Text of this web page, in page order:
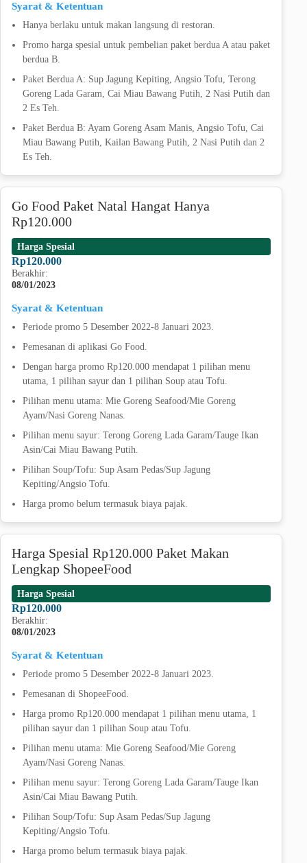
Syarat & Ketentuan
Hanya berlaku untuk makan langsung di restoran.
Promo harga spesial untuk pembelian paket berdua A atau paket
berdua B.
Paket Berdua A: Sup Jagung Kepiting, Angsio Tofu, Terong
Goreng Lada Garam, Cai Miau Bawang Putih, 2 Nasi Putih dan
2 Es Teh.
Paket Berdua B: Ayam Goreng Asam Manis, Angsio Tofu, Cai
Miau Bawang Putih, Kailan Bawang Putih, 2 Nasi Putih dan 2
Es Teh.
Go Food Paket Natal Hangat Hanya
Rp120.000
Harga Spesial
Rp120.000
Berakhir:
08/01/2023
Syarat & Ketentuan
Periode promo 5 Desember 2022-8 Januari 2023.
Pemesanan di aplikasi Go Food.
Dengan harga promo Rp120.000 mendapat 1 pilihan menu
utama, 1 pilihan sayur dan 1 pilihan Soup atau Tofu.
Pilihan menu utama: Mie Goreng Seafood/Mie Goreng
Ayam/Nasi Goreng Nanas.
Pilihan menu sayur: Terong Goreng Lada Garam/Tauge Ikan
Asin/Cai Miau Bawang Putih.
Pilihan Soup/Tofu: Sup Asam Pedas/Sup Jagung
Kepiting/Angsio Tofu.
Harga promo belum termasuk biaya pajak.
Harga Spesial Rp120.000 Paket Makan
Lengkap ShopeeFood
Harga Spesial
Rp120.000
Berakhir:
08/01/2023
Syarat & Ketentuan
Periode promo 5 Desember 2022-8 Januari 2023.
Pemesanan di ShopeeFood.
Harga promo Rp120.000 mendapat 1 pilihan menu utama, 1
pilihan sayur dan 1 pilihan Soup atau Tofu.
Pilihan menu utama: Mie Goreng Seafood/Mie Goreng
Ayam/Nasi Goreng Nanas.
Pilihan menu sayur: Terong Goreng Lada Garam/Tauge Ikan
Asin/Cai Miau Bawang Putih.
Pilihan Soup/Tofu: Sup Asam Pedas/Sup Jagung
Kepiting/Angsio Tofu.
Harga promo belum termasuk biaya pajak.